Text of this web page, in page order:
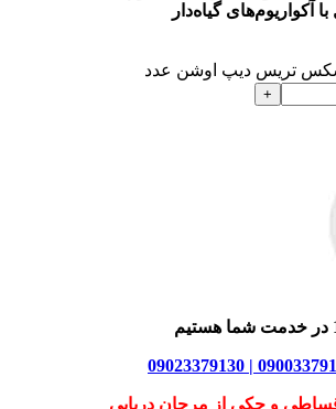
آکواریوم‌های گیاه‌دار
تریس دیپ اوشن عدد
و چکی از مرجان دریایی